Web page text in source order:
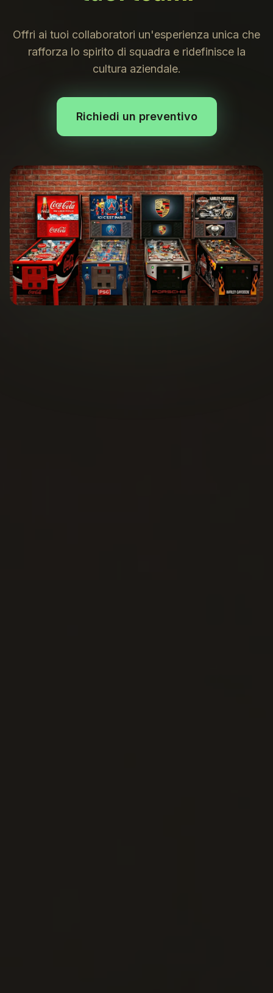
Offri ai tuoi collaboratori un'esperienza unica che
rafforza lo spirito di squadra e ridefinisce la
cultura aziendale.
Richiedi un preventivo